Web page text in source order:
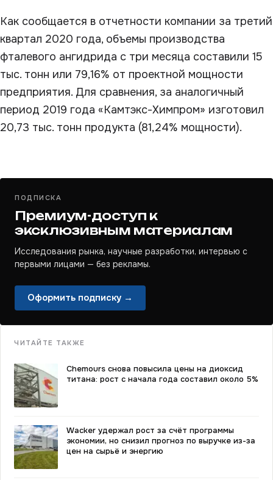
Как сообщается в отчетности компании за третий
квартал 2020 года, объемы производства
фталевого ангидрида с три месяца составили 15
тыс. тонн или 79,16% от проектной мощности
предприятия. Для сравнения, за аналогичный
период 2019 года «Камтэкс-Химпром» изготовил
20,73 тыс. тонн продукта (81,24% мощности).
ПОДПИСКА
Премиум-доступ к
эксклюзивным материалам
Исследования рынка, научные разработки, интервью с
первыми лицами — без рекламы.
Оформить подписку →
ЧИТАЙТЕ ТАКЖЕ
Chemours снова повысила цены на диоксид
титана: рост с начала года составил около 5%
Wacker удержал рост за счёт программы
экономии, но снизил прогноз по выручке из-за
цен на сырьё и энергию